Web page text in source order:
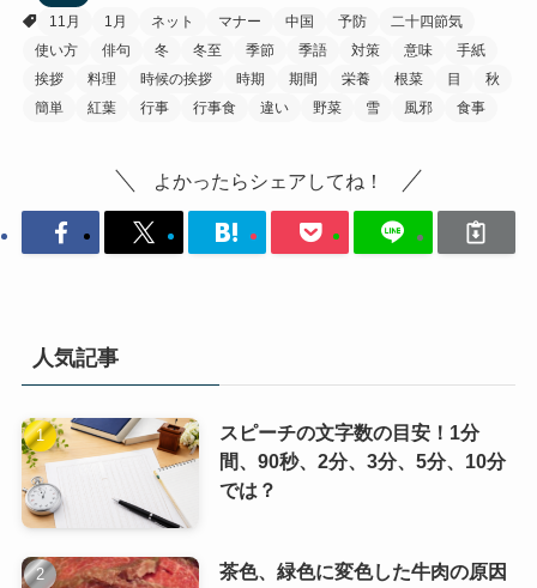
11月
1月 ネット マナー 中国 予防
二十四節気
使い方
俳句 冬 冬至 季節 季語 対策 意味
手紙
挨拶
料理 時候の挨拶 時期 期間 栄養 根菜 目
秋
簡単
紅葉 行事 行事食 違い 野菜 雪 風邪 食事
よかったらシェアしてね！
人気記事
スピーチの文字数の目安！1分
間、90秒、2分、3分、5分、10分
では？
茶色、緑色に変色した牛肉の原因